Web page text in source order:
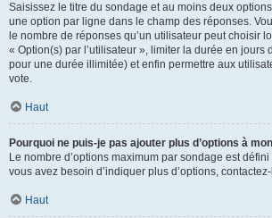
Saisissez le titre du sondage et au moins deux
une option par ligne dans le champ des réponses.
le nombre de réponses qu’un utilisateur peut choisir
« Option(s) par l’utilisateur », limiter la durée en jours
pour une durée illimitée) et enfin permettre aux
vote.
Haut
Pourquoi ne puis-je pas ajouter plus d’options à
Le nombre d’options maximum par sondage est défini
vous avez besoin d’indiquer plus d’options,
Haut